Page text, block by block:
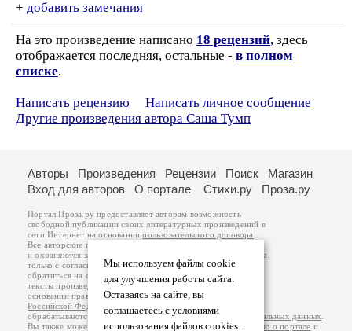
+ добавить замечания
На это произведение написано 18 рецензий, здесь
отображается последняя, остальные - в полном
списке.
Написать рецензию
Написать личное сообщение
Другие произведения автора Саша Тумп
Мы используем файлы cookie
для улучшения работы сайта.
Оставаясь на сайте, вы
соглашаетесь с условиями
использования файлов cookies.
Авторы Произведения Рецензии Поиск
Магазин
Вход для авторов
О портале Стихи.ру Проза.ру
Портал Проза.ру предоставляет авторам возможность
свободной публикации своих литературных произведений в
сети Интернет на основаниипользовательского договора
Все авторские права на произведения принадлежат авторам
и охраняются законом
. Перепечатка произведений возможна
только с согласия его автора, к которому вы можете
обратиться на его авторской странице. Ответственность за
тексты произведений авторы несут самостоятельно на
основанииправил публикацииизаконодательства
Российской Федерации
обрабатываются на основанииПолитики обработки персональных данных
Вы также можете посмотреть более подробнуюинформацию о портале и